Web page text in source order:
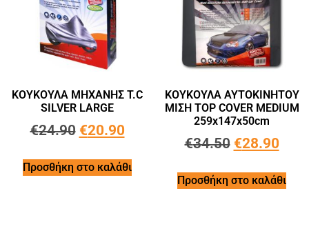
ΚΟΥΚΟΥΛΑ ΜΗΧΑΝΗΣ T.C
SILVER LARGE
€24.90 €20.90
Προσθήκη στο καλάθι
ΚΟΥΚΟΥΛA ΑΥΤΟΚΙΝΗΤΟΥ
ΜΙΣH TOP COVER MEDIUM
259x147x50cm
€34.50 €28.90
Προσθήκη στο καλάθι